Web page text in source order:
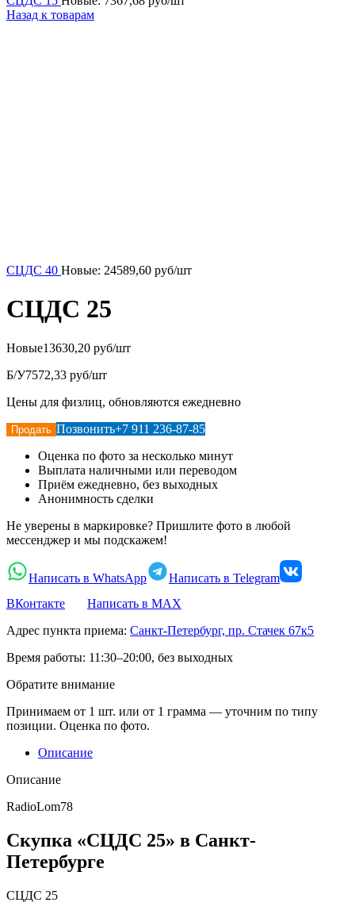
Назад к товарам
СЦДС 40 Новые: 24589,60 руб/шт
СЦДС 25
Новые13630,20 руб/шт
Б/У7572,33 руб/шт
Цены для физлиц, обновляются ежедневно
Продать Позвонить+7 911 236-87-85
Оценка по фото за несколько минут
Выплата наличными или переводом
Приём ежедневно, без выходных
Анонимность сделки
Не уверены в маркировке? Пришлите фото в любой
мессенджер и мы подскажем!
Написать в WhatsApp
Написать в Telegram
ВКонтакте
Написать в MAX
Адрес пункта приема: Санкт-Петербург, пр. Стачек 67к5
Время работы: 11:30–20:00, без выходных
Обратите внимание
Принимаем от 1 шт. или от 1 грамма — уточним по типу
позиции. Оценка по фото.
Описание
Описание
RadioLom78
Скупка «СЦДС 25» в Санкт-
Петербурге
СЦДС 25